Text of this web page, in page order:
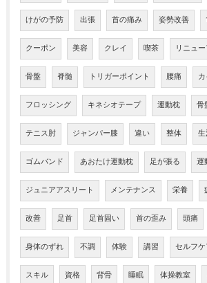
けがの予防 出張 首の痛み 姿勢改善
クーポン 美容 クレイ 喫茶 リニュ
骨盤 脊髄 トリガーポイント 腰痛
フロッシング キネシオテープ 運動枕 骨
テニス肘 ジャンパー膝 違い 整体
ゴムバンド あおたけ運動枕 足が張る 運
ジュニアアスリート メンテナンス 栄養
改善 足首 足首固い 首の歪み 頭痛
身体のずれ 不調 体験 講習 セルフ
スキル 資格 背骨 睡眠 体操教室